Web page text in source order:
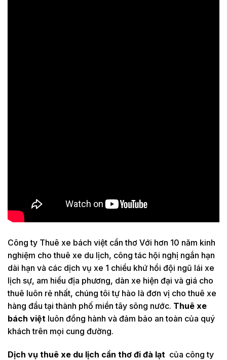
Công ty Thuê xe bách việt cần thơ Với hơn 10 năm kinh
nghiệm cho thuê xe du lịch, công tác hội nghị ngắn hạn
dài hạn và các dịch vụ xe 1 chiều khứ hồi đội ngũ lái xe
lịch sự, am hiểu địa phương, dàn xe hiện đại và giá cho
thuê luôn rẻ nhất, chúng tôi tự hào là đơn vị cho thuê xe
hàng đầu tại thành phố miền tây sông nước. Thuê xe
bách việt luôn đồng hành và đảm bảo an toàn của quý
khách trên mọi cung đường.
Dịch vụ thuê xe du lịch cần thơ đi đà lạt của công ty